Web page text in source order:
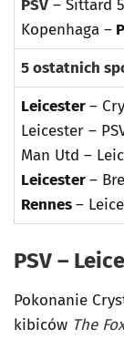
PSV – Sittard
Kopenhaga –
5 ostatnich
Leicester–
Leicester –
Man Utd –
Leicester–
Rennes–
PSV –
Pokonanie
kibiców The